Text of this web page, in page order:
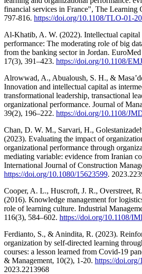
financial services in France", The Learning
797-816. https://doi.org/10.1108/TLO-01-
Al-Khatib, A. W. (2022). Intellectual capital
performance: The moderating role of big
from the banking sector in Jordan.
17(3), 391–423. https://doi.org/10.1108/
Alrowwad, A., Abualoush, S. H., &
Innovation and intellectual capital as
transformational leadership, transactional
organizational performance. Journal of
39(2), 196–222. https://doi.org/10.1108/
Chan, D. W. M., Sarvari, H.,
(2023). Evaluating the impact of
organizational performance through
mediating variable: evidence from Iranian
International Journal of Construction
https://doi.org/10.1080/15623599.
Cooper, A. L., Huscroft, J. R., Overstreet,
(2016). Knowledge management for
role of learning culture. Industrial
116(3), 584–602. https://doi.org/10.1108/
Ferdianto, S., & Anindita, R. (2023).
organization by self-directed learning
courses: a lesson learned from Covid-19
& Management, 10(2), 1-20. https://doi.org/
2023.2213968